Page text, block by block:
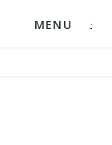
MENU